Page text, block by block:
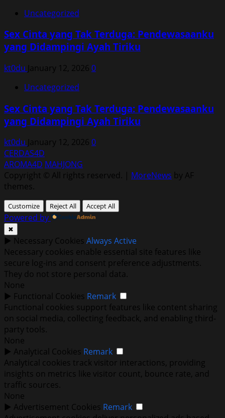
Uncategorized
Sex Cinta yang Tak Terduga: Pendewasaanku
yang Didampingi Ayah Tiriku
kt0du January 12, 2026 0
Uncategorized
Sex Cinta yang Tak Terduga: Pendewasaanku
yang Didampingi Ayah Tiriku
kt0du January 12, 2026 0
CERDAS4D
AROMA4D MAHJONG
Copyright © All rights reserved. | MoreNews by AF
themes.
Customize Reject All Accept All
Powered by
✖
► Necessary Cookies Always Active
Necessary cookies enable essential site features like
secure log-ins and consent preference adjustments.
They do not store personal data.
None
► Functional Cookies Remark
Functional cookies support features like content sharing
on social media, collecting feedback, and enabling third-
party tools.
None
► Analytical Cookies Remark
Analytical cookies track visitor interactions, providing
insights on metrics like visitor count, bounce rate, and
traffic sources.
None
► Advertisement Cookies Remark